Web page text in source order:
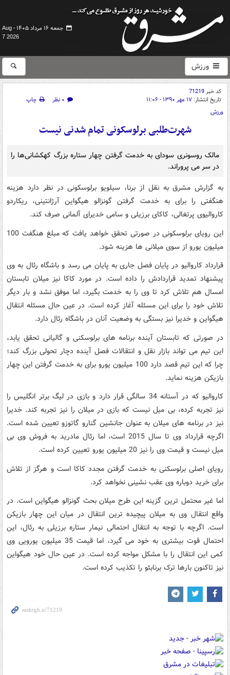
جمعه ۱۶ مرداد ۱۴۰۵ -
Aug
7 2026
ورزش
کد خبر71219
تاریخ انتشار: ۱۷ مهر ۱۳۹۰ - ۱۱:۰۶ ۰ نظر
چاپ
ورزش
شهرت‌طلبی برلوسکونی تمام شدنی نیست
مالک روسونری سودای به خدمت گرفتن چهار ستاره بزرگ کهکشانی‌ها را
در سر می پروراند.
به گزارش مشرق به نقل از برنا، سیلویو برلوسکونی در نظر دارد هزینه
هنگفتی را برای به خدمت گرفتن گونزالو هیگواین آرژانتینی، ریکاردو
کاروالیوی پرتغالی، کاکای برزیلی و سامی خدیرای آلمانی صرف کند.
این رویای برلوسکونی در صورتی تحقق خواهد یافت که مبلغ هنگفت 100
میلیون یورو از سوی میلانی ها هزینه شود.
قرارداد کاروالیو در پایان فصل جاری به پایان می رسد و باشگاه رئال به وی
پیشنهاد تمدید قراردادش را داده است. در مورد کاکا نیز میلان تابستان
امسال هم تلاش کرد تا وی را به خدمت بگیرد، اما موفق نشد و بار دیگر
تلاش خود را برای این مسئله آغاز کرده است. در عین حال مسئله انتقال
هیگواین و خدیرا نیز بستگی به وضعیت آنان در باشگاه رئال دارد.
در صورتی که تابستان آینده برنامه های برلوسکنی و گالیانی تحقق یابد،
این تیم می تواند بازار نقل و انتقالات فصل آینده دچار تحولی بزرگ کند؛
چرا که این تیم قصد دارد 100 میلیون یورو برای به خدمت گرفتن این چهار
بازیکن هزینه نماید.
کاروالیو که در آستانه 34 سالگی قرار دارد و بازی در لیگ برتر انگلیس را
نیز تجربه کرده، بی میل نیست که بازی در میلان را نیز تجربه کند. خدیرا
نیز در برنامه های میلان به عنوان جانشین گنارو گاتوزو تعیین شده است.
اگرچه قرارداد وی تا سال 2015 است، اما رئال مادرید به فروش وی بی
میل نیست و قیمت وی را نیز 20 میلیون یورو تعیین کرده است.
رویای اصلی برلوسکنی به خدمت گرفتن مجدد کاکا است و هرگز از تلاش
برای خرید دوباره وی عقب نشینی نخواهد کرد.
اما غیر محتمل ترین گزینه این طرح میلان بحث گونزالو هیگواین است. در
واقع انتقال وی به میلان پیچیده ترین انتقال در میان این چهار بازیکن
است. اگرچه با توجه به انتقال احتمالی نیمار ستاره برزیلی به رئال، این
احتمال قوت بیشتری به خود می گیرد، اما قیمت 35 میلیون یورویی وی
کمی این انتقال را با مشکل مواجه کرده است. در عین حال خود هیگواین
نیز تاکنون بارها ترک برنابئو را تکذیب کرده است.